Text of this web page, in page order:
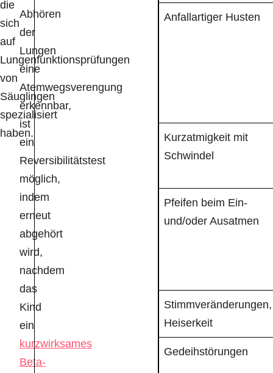
die
sich
auf
Lungenfunktionsprüfungen
von
Säuglingen
spezialisiert
haben.
Abhören
der
Lungen
eine
Atemwegsverengung
erkennbar,
ist
ein
Reversibilitätstest
möglich,
indem
erneut
abgehört
wird,
nachdem
das
Kind
ein
kurzwirksames
Beta-
Anfallartiger Husten
Kurzatmigkeit mit
Schwindel
Pfeifen beim Ein-
und/oder Ausatmen
Stimmveränderungen,
Heiserkeit
Gedeihstörungen